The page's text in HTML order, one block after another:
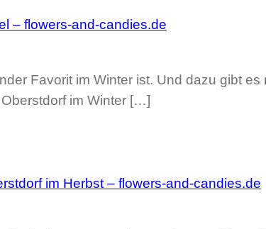
– flowers-and-candies.de
Favorit im Winter ist. Und dazu gibt
im Winter […]
im Herbst – flowers-and-candies.de